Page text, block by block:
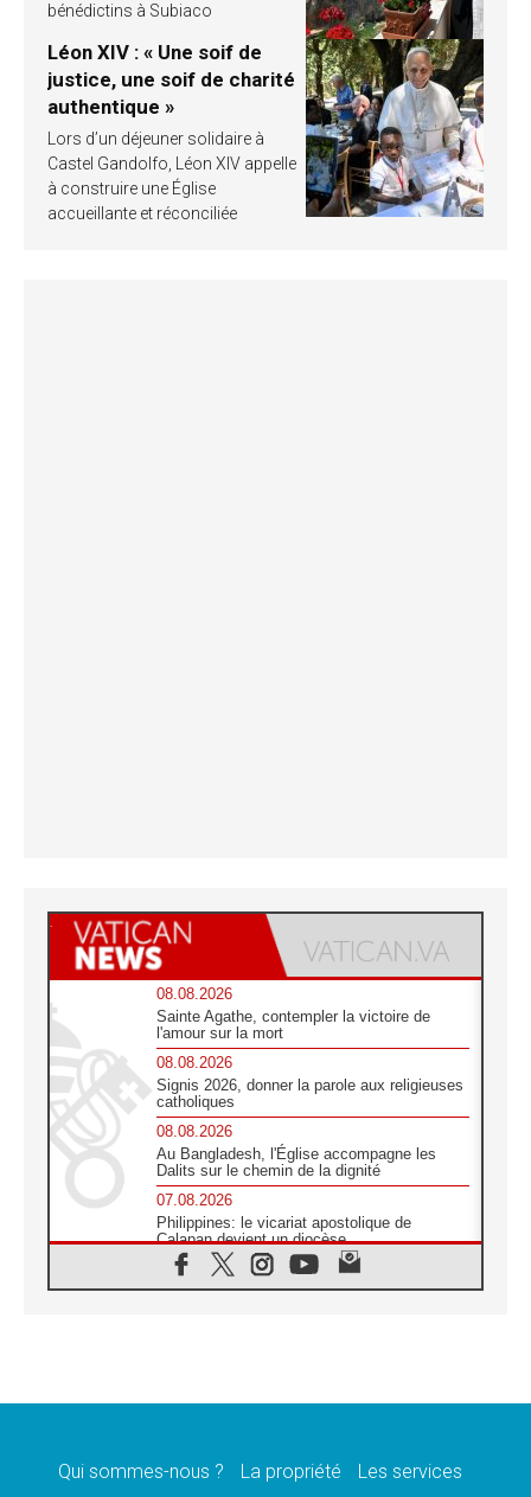
bénédictins à Subiaco
Léon XIV : « Une soif de
justice, une soif de charité
authentique »
Lors d’un déjeuner solidaire à
Castel Gandolfo, Léon XIV appelle
à construire une Église
accueillante et réconciliée
08.08.2026
Sainte Agathe, contempler la victoire de
l'amour sur la mort
08.08.2026
Signis 2026, donner la parole aux religieuses
catholiques
08.08.2026
Au Bangladesh, l'Église accompagne les
Dalits sur le chemin de la dignité
07.08.2026
Philippines: le vicariat apostolique de
Calapan devient un diocèse
07.08.2026
Congo-Brazzaville : le 15 août, entre
une signature»
Qui sommes-nous ? La propriété Les services